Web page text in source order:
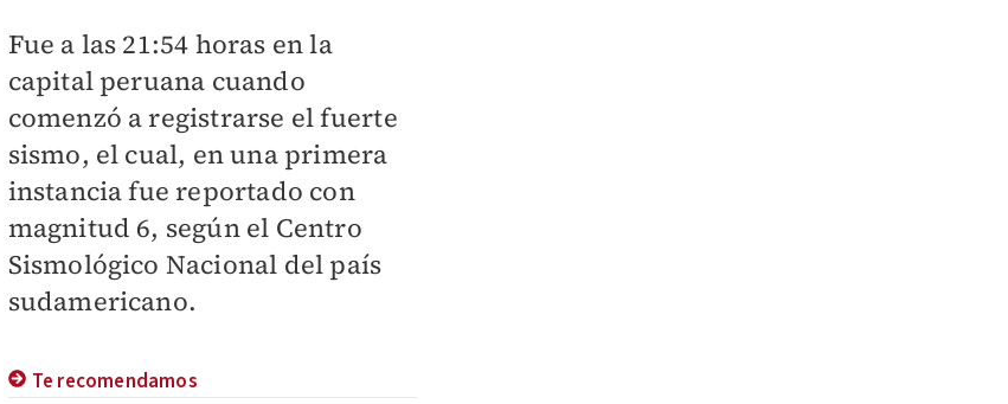
Fue a las 21:54 horas en la
capital peruana cuando
comenzó a registrarse el fuerte
sismo, el cual, en una primera
instancia fue reportado con
magnitud 6, según el Centro
Sismológico Nacional del país
sudamericano.
Te recomendamos